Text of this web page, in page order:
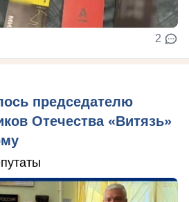
2
председателю
Отечества «Витязь»